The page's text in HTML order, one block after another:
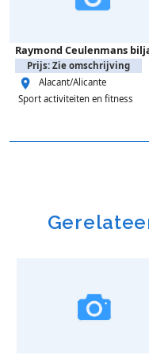
Prijs: Zie omschrijving
Alacant/Alicante
Sport activiteiten en fitness